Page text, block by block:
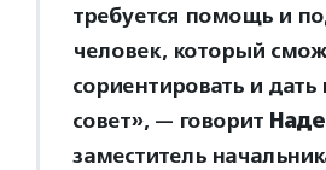
требуется помощь и
человек, который
сориентировать и
совет», — говорит
заместитель